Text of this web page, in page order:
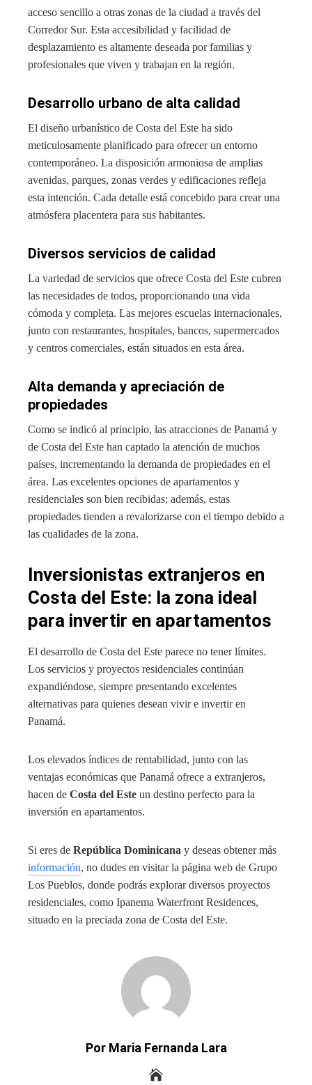
acceso sencillo a otras zonas de la ciudad a través del
Corredor Sur. Esta accesibilidad y facilidad de
desplazamiento es altamente deseada por familias y
profesionales que viven y trabajan en la región.
Desarrollo urbano de alta calidad
El diseño urbanístico de Costa del Este ha sido
meticulosamente planificado para ofrecer un entorno
contemporáneo. La disposición armoniosa de amplias
avenidas, parques, zonas verdes y edificaciones refleja
esta intención. Cada detalle está concebido para crear una
atmósfera placentera para sus habitantes.
Diversos servicios de calidad
La variedad de servicios que ofrece Costa del Este cubren
las necesidades de todos, proporcionando una vida
cómoda y completa. Las mejores escuelas internacionales,
junto con restaurantes, hospitales, bancos, supermercados
y centros comerciales, están situados en esta área.
Alta demanda y apreciación de
propiedades
Como se indicó al principio, las atracciones de Panamá y
de Costa del Este han captado la atención de muchos
países, incrementando la demanda de propiedades en el
área. Las excelentes opciones de apartamentos y
residenciales son bien recibidas; además, estas
propiedades tienden a revalorizarse con el tiempo debido a
las cualidades de la zona.
Inversionistas extranjeros en
Costa del Este: la zona ideal
para invertir en apartamentos
El desarrollo de Costa del Este parece no tener límites.
Los servicios y proyectos residenciales continúan
expandiéndose, siempre presentando excelentes
alternativas para quienes desean vivir e invertir en
Panamá.
Los elevados índices de rentabilidad, junto con las
ventajas económicas que Panamá ofrece a extranjeros,
hacen de Costa del Este un destino perfecto para la
inversión en apartamentos.
Si eres de República Dominicana y deseas obtener más
información, no dudes en visitar la página web de Grupo
Los Pueblos, donde podrás explorar diversos proyectos
residenciales, como Ipanema Waterfront Residences,
situado en la preciada zona de Costa del Este.
Por Maria Fernanda Lara